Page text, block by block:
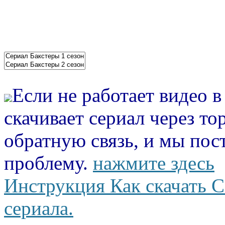
Если не работает видео
скачивает сериал через
обратную связь, и мы
проблему. нажмите здесь
Инструкция Как скачать
сериала.